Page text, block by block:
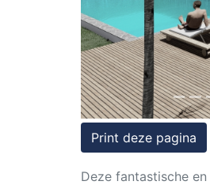
Print deze pagina
Deze fantastische